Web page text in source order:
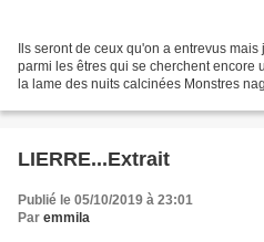
Ils seront de ceux qu'on a entrevus
parmi les êtres qui se cherchent encore
la lame des nuits calcinées Monstres
LIERRE...Extrait
Publié le 05/10/2019 à 23:01
Par emmila